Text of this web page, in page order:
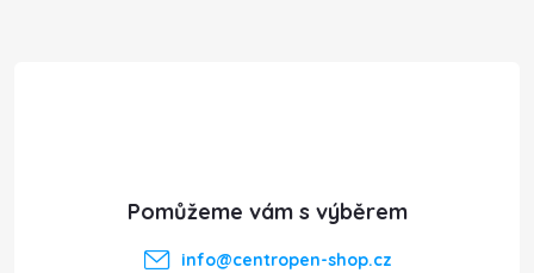
info@centropen-shop.cz